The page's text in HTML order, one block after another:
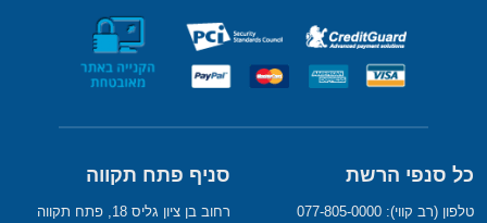
כל סנפי הרשת
טלפון (רב קווי): 077-805-0000
סניף פתח תקווה
רחוב בן ציון גליס 18, פתח תקווה